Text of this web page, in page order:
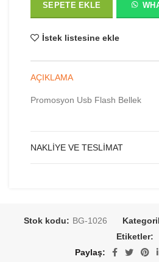
SEPETE EKLE
İstek listesine ekle
AÇIKLAMA
Promosyon Usb Flash Bellek
NAKLIYE VE TESLIMAT
Stok kodu: BG-1026
Etiketler:
Paylaş